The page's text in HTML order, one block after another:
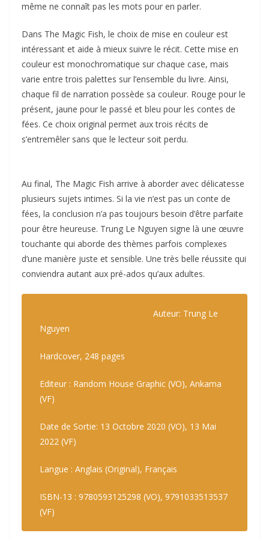
même ne connaît pas les mots pour en parler.
Dans The Magic Fish, le choix de mise en couleur est
intéressant et aide à mieux suivre le récit. Cette mise en
couleur est monochromatique sur chaque case, mais
varie entre trois palettes sur l’ensemble du livre. Ainsi,
chaque fil de narration possède sa couleur. Rouge pour le
présent, jaune pour le passé et bleu pour les contes de
fées. Ce choix original permet aux trois récits de
s’entremêler sans que le lecteur soit perdu.
Au final, The Magic Fish arrive à aborder avec délicatesse
plusieurs sujets intimes. Si la vie n’est pas un conte de
fées, la conclusion n’a pas toujours besoin d’être parfaite
pour être heureuse. Trung Le Nguyen signe là une œuvre
touchante qui aborde des thèmes parfois complexes
d’une manière juste et sensible. Une très belle réussite qui
conviendra autant aux pré-ados qu’aux adultes.
Auteur: Trung Le
Nguyen
Hardcover, 248 pages
Editeur : Random House Graphic (VO), Ankama
(VF)
Date de Sortie: 13 Octobre 2020 (VO), 13 Mai
2022 (VF)
Langue : Anglais (Original), Français
ISBN-13 : 9780593125298 (VO), 9791033513537
(VF)